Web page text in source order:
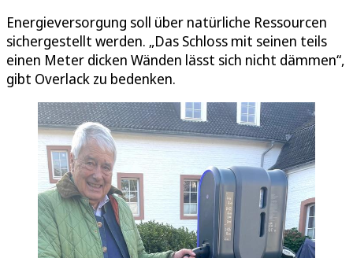
Energieversorgung soll über natürliche Ressourcen
sichergestellt werden. „Das Schloss mit seinen teils
einen Meter dicken Wänden lässt sich nicht dämmen“,
gibt Overlack zu bedenken.